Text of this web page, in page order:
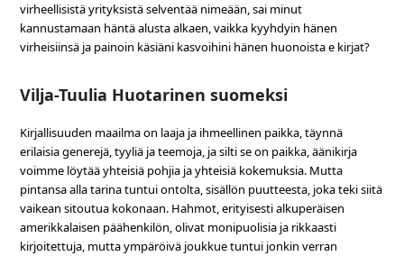
virheellisistä yrityksistä selventää nimeään, sai minut
kannustamaan häntä alusta alkaen, vaikka kyyhdyin hänen
virheisiinsä ja painoin käsiäni kasvoihini hänen huonoista e kirjat?
Vilja-Tuulia Huotarinen suomeksi
Kirjallisuuden maailma on laaja ja ihmeellinen paikka, täynnä
erilaisia generejä, tyyliä ja teemoja, ja silti se on paikka, äänikirja
voimme löytää yhteisiä pohjia ja yhteisiä kokemuksia. Mutta
pintansa alla tarina tuntui ontolta, sisällön puutteesta, joka teki siitä
vaikean sitoutua kokonaan. Hahmot, erityisesti alkuperäisen
amerikkalaisen päähenkilön, olivat monipuolisia ja rikkaasti
kirjoitettuja, mutta ympäröivä joukkue tuntui jonkin verran